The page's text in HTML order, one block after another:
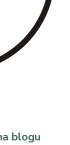
blogu